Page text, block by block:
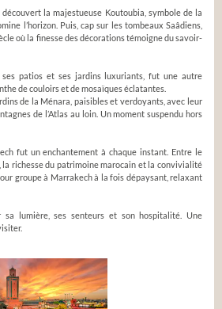
découvert la majestueuse Koutoubia, symbole de la
l’horizon. Puis, cap sur les tombeaux Saâdiens,
où la finesse des décorations témoigne du savoir-
patios et ses jardins luxuriants, fut une autre
de couloirs et de mosaïques éclatantes.
de la Ménara, paisibles et verdoyants, avec leur
de l’Atlas au loin. Un moment suspendu hors
fut un enchantement à chaque instant. Entre le
richesse du patrimoine marocain et la convivialité
groupe à Marrakech à la fois dépaysant, relaxant
sa lumière, ses senteurs et son hospitalité. Une